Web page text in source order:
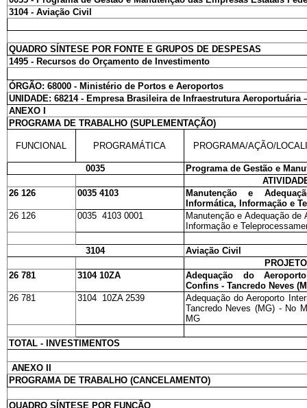
3104 - Aviação Civil
QUADRO SÍNTESE POR FONTE E GRUPOS DE DESPESAS
1495 - Recursos do Orçamento de Investimento
ÓRGÃO: 68000 - Ministério de Portos e Aeroportos
UNIDADE: 68214 - Empresa Brasileira de Infraestrutura Aeroportuária
ANEXO I
PROGRAMA DE TRABALHO (SUPLEMENTAÇÃO)
FUNCIONAL PROGRAMÁTICA PROGRAMA/AÇÃO/
0035
Programa de Gestão e
26 126
0035 4103
Manutenção e
Informática, Informação e
26 126
0035 4103 0001
Manutenção e Adequação
Informação e
3104
Aviação Civil
26 781
3104 10ZA
Adequação do
Confins - Tancredo Neves
26 781
3104 10ZA 2539
Adequação do Aeroporto
Tancredo Neves (MG) - No
MG
TOTAL - INVESTIMENTOS
ANEXO II
PROGRAMA DE TRABALHO (CANCELAMENTO)
QUADRO SÍNTESE POR FUNÇÃO